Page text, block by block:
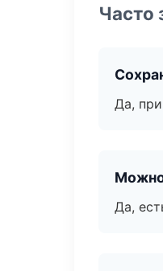
Часто
Да,
Можно
Да,